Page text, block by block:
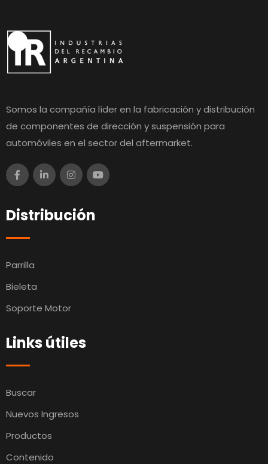
Somos la compañía líder en la fabricación y distribución
de componentes de dirección y suspensión para
automóviles en el sector del aftermarket.
Distribución
Parrilla
Bieleta
Soporte Motor
Links útiles
Buscar
Nuevos Ingresos
Productos
Contenido